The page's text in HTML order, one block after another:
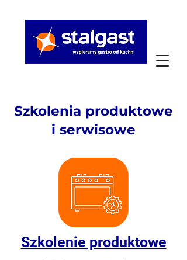
Szkolenia produktowe
i serwisowe
Szkolenie produktowe